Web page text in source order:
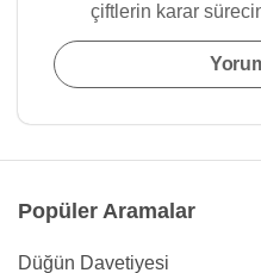
çiftlerin karar
Popüler Aramalar
Düğün Davetiyesi